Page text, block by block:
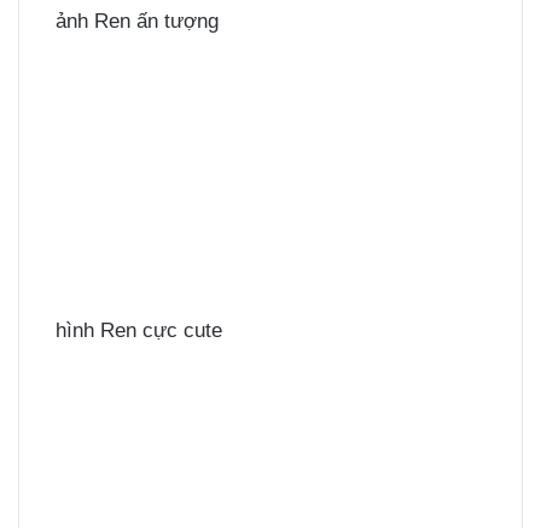
ảnh Ren ấn tượng
hình Ren cực cute